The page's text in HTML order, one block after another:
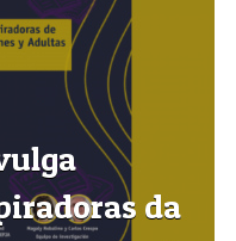
da